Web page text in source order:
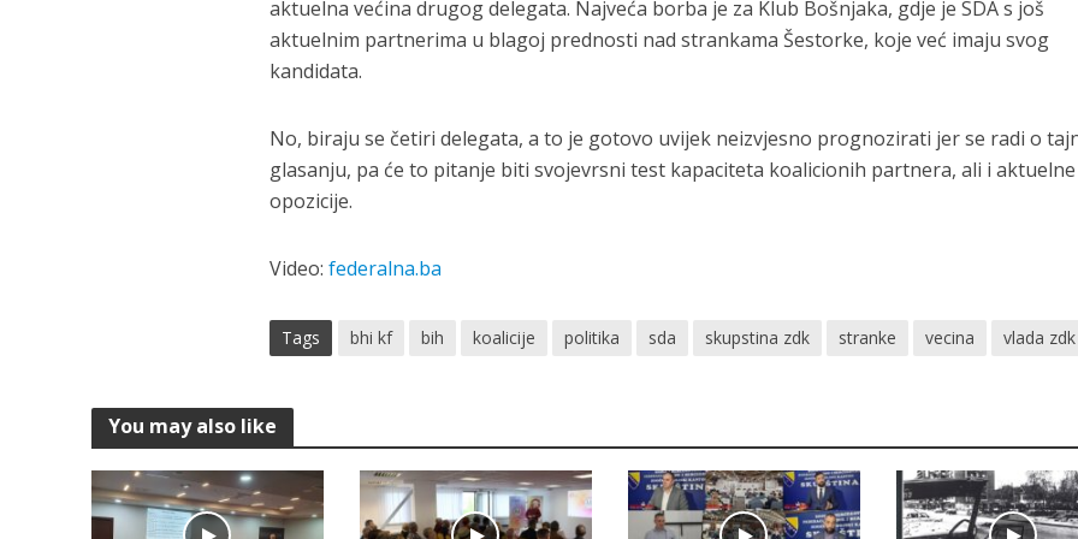
aktuelna većina drugog delegata. Najveća borba je za Klub Bošnjaka, gdje je SDA s još
aktuelnim partnerima u blagoj prednosti nad strankama Šestorke, koje već imaju svog
kandidata.
No, biraju se četiri delegata, a to je gotovo uvijek neizvjesno prognozirati jer se radi o
glasanju, pa će to pitanje biti svojevrsni test kapaciteta koalicionih partnera, ali i aktuelne
opozicije.
Video:federalna.ba
Tags bhi kf bih koalicije politika sda skupstina zdk stranke vecina vlada zdk
You may also like